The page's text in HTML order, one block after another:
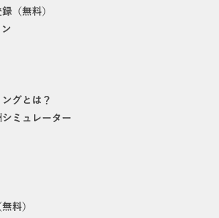
（無料）
グとは？
ミュレーター
料）